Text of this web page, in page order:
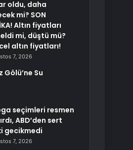
oldu, daha
mi? SON
Altın fiyatları
mi, düştü mü?
altın fiyatları!
7, 2026
Gölü’ne Su
seçimleri resmen
ABD’den sert
gecikmedi
7, 2026